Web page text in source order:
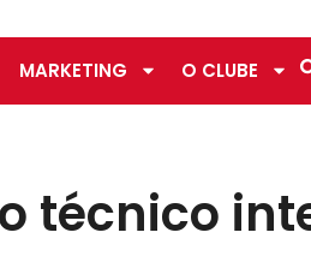
MARKETING O CLUBE
técnico